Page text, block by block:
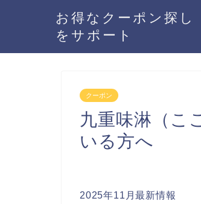
お得なクーポン探し
をサポート
クーポン
九重味淋（こ
いる方へ
2025年11月最新情報